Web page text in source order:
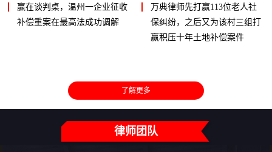
赢在谈判桌，温州一企业征收
补偿重案在最高法成功调解
万典律师先打赢113位老人社
保纠纷，之后又为该村三组打
赢积压十年土地补偿案件
了解更多
律师团队